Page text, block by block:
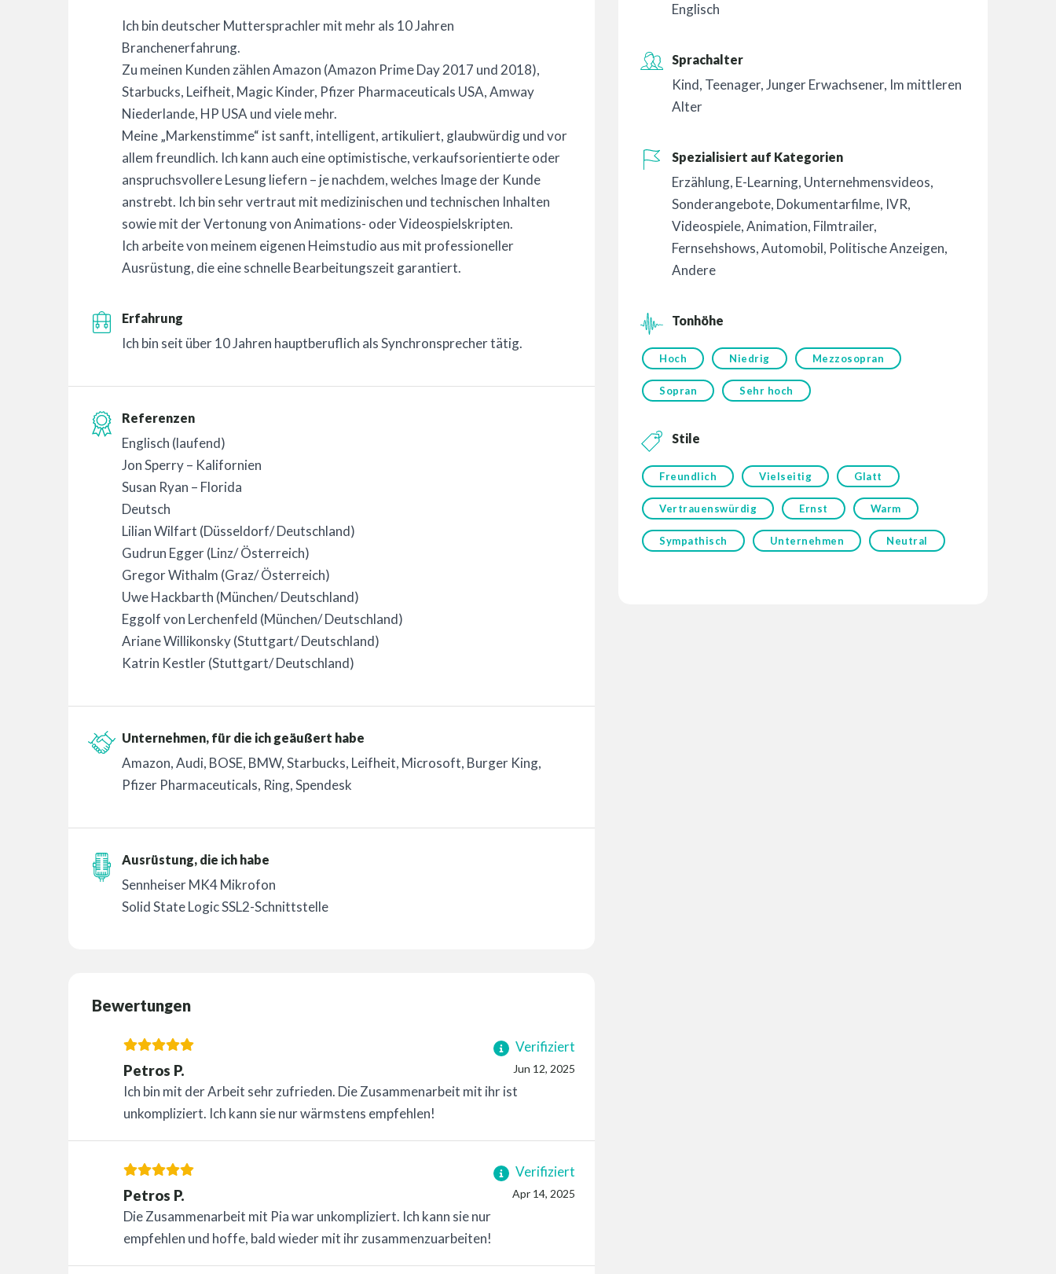
Ich bin deutscher Muttersprachler mit mehr als 10 Jahren
Branchenerfahrung.
Zu meinen Kunden zählen Amazon (Amazon Prime Day 2017 und 2018),
Starbucks, Leifheit, Magic Kinder, Pfizer Pharmaceuticals USA, Amway
Niederlande, HP USA und viele mehr.
Meine „Markenstimme“ ist sanft, intelligent, artikuliert, glaubwürdig und vor
allem freundlich. Ich kann auch eine optimistische, verkaufsorientierte oder
anspruchsvollere Lesung liefern – je nachdem, welches Image der Kunde
anstrebt. Ich bin sehr vertraut mit medizinischen und technischen Inhalten
sowie mit der Vertonung von Animations- oder Videospielskripten.
Ich arbeite von meinem eigenen Heimstudio aus mit professioneller
Ausrüstung, die eine schnelle Bearbeitungszeit garantiert.
Erfahrung
Ich bin seit über 10 Jahren hauptberuflich als Synchronsprecher tätig.
Referenzen
Englisch (laufend)
Jon Sperry – Kalifornien
Susan Ryan – Florida
Deutsch
Lilian Wilfart (Düsseldorf/ Deutschland)
Gudrun Egger (Linz/ Österreich)
Gregor Withalm (Graz/ Österreich)
Uwe Hackbarth (München/ Deutschland)
Eggolf von Lerchenfeld (München/ Deutschland)
Ariane Willikonsky (Stuttgart/ Deutschland)
Katrin Kestler (Stuttgart/ Deutschland)
Unternehmen, für die ich geäußert habe
Amazon, Audi, BOSE, BMW, Starbucks, Leifheit, Microsoft, Burger King,
Pfizer Pharmaceuticals, Ring, Spendesk
Ausrüstung, die ich habe
Sennheiser MK4 Mikrofon
Solid State Logic SSL2-Schnittstelle
Bewertungen
Verifiziert
Jun 12, 2025
Petros P.
Ich bin mit der Arbeit sehr zufrieden. Die Zusammenarbeit mit ihr ist
unkompliziert. Ich kann sie nur wärmstens empfehlen!
Verifiziert
Apr 14, 2025
Petros P.
Die Zusammenarbeit mit Pia war unkompliziert. Ich kann sie nur
empfehlen und hoffe, bald wieder mit ihr zusammenzuarbeiten!
Englisch
Sprachalter
Kind, Teenager,Junger Erwachsener, Im mittleren
Alter
Spezialisiert auf Kategorien
Erzählung, E-Learning, Unternehmensvideos,
Sonderangebote, Dokumentarfilme, IVR,
Videospiele,Animation, Filmtrailer,
Fernsehshows,Automobil, Politische Anzeigen,
Andere
Tonhöhe
Hoch Niedrig Mezzosopran
Sopran Sehr hoch
Stile
Freundlich Vielseitig Glatt
Vertrauenswürdig Ernst Warm
Sympathisch Unternehmen Neutral